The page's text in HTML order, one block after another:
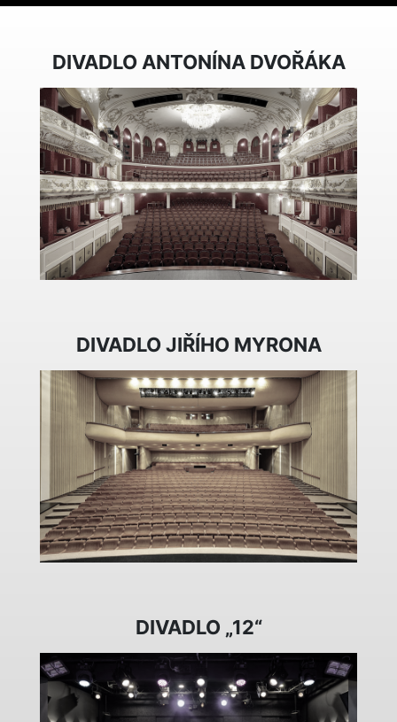
DIVADLO ANTONÍNA DVOŘÁKA
DIVADLO JIŘÍHO MYRONA
DIVADLO „12“